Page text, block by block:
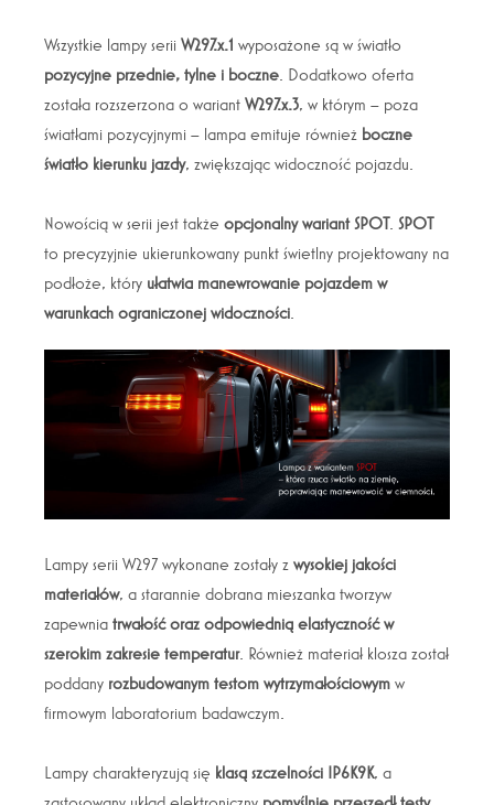
Wszystkie lampy serii W297.x.1 wyposażone są w światło
pozycyjne przednie, tylne i boczne. Dodatkowo oferta
została rozszerzona o wariant W297.x.3, w którym – poza
światłami pozycyjnymi – lampa emituje również boczne
światło kierunku jazdy, zwiększając widoczność pojazdu.
Nowością w serii jest także opcjonalny wariant SPOT. SPOT
to precyzyjnie ukierunkowany punkt świetlny projektowany na
podłoże, który ułatwia manewrowanie pojazdem w
warunkach ograniczonej widoczności.
Lampy serii W297 wykonane zostały z wysokiej jakości
materiałów, a starannie dobrana mieszanka tworzyw
zapewnia trwałość oraz odpowiednią elastyczność w
szerokim zakresie temperatur. Również materiał klosza został
poddany rozbudowanym testom wytrzymałościowym w
firmowym laboratorium badawczym.
Lampy charakteryzują się klasą szczelności IP6K9K, a